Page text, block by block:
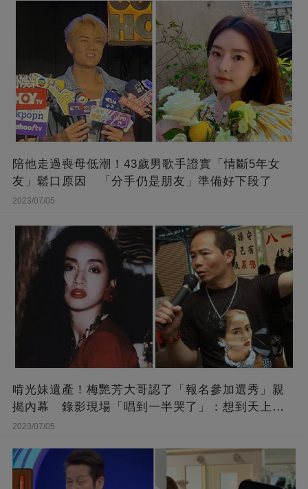
陪他走過喪母低潮！43歲男歌手證實「情斷5年女
友」鬆口原因 「分手仍是朋友」準備好下段了
2023/07/05
啃光妹遺產！梅艷芳大哥認了「報名參加選秀」親
揭內幕 錄影現場「唱到一半哭了」：想到天上的
她
2023/07/05